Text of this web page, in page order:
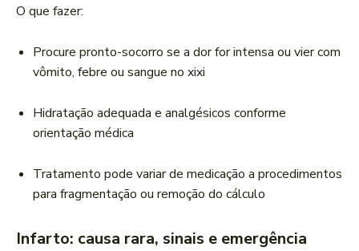
O que fazer:
Procure pronto-socorro se a dor for intensa ou vier com
vômito, febre ou sangue no xixi
Hidratação adequada e analgésicos conforme
orientação médica
Tratamento pode variar de medicação a procedimentos
para fragmentação ou remoção do cálculo
Infarto: causa rara, sinais e emergência